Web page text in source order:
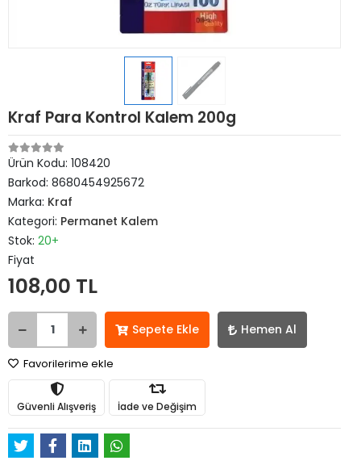
Kraf Para Kontrol Kalem 200g
Ürün Kodu: 108420
Barkod: 8680454925672
Marka: Kraf
Kategori: Permanet Kalem
Stok: 20+
Fiyat
108,00 TL
Sepete Ekle Hemen Al
Favorilerime ekle
Güvenli Alışveriş İade ve Değişim